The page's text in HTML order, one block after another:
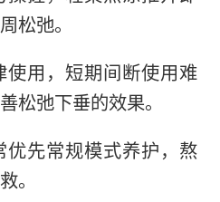
松弛。
使用，短期间断使用难
松弛下垂的效果。
优先常规模式养护，熬
。